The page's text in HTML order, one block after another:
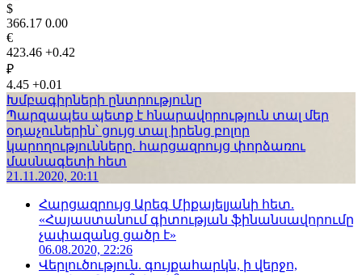
$
366.17 0.00
€
423.46 +0.42
₽
4.45 +0.01
Խմբագիրների ընտրությունը
Պարզապես պետք է հնարավորություն տալ մեր
օդաչուներին՝ ցույց տալ իրենց բոլոր
կարողությունները. հարցազրույց փորձառու
մասնագետի հետ
21.11.2020, 20:11
Հարցազրույց Արեգ Միքայելյանի հետ.
«Հայաստանում գիտության ֆինանսավորումը
չափազանց ցածր է»
06.08.2020, 22:26
Վերլուծություն. գույքահարկն, ի վերջո,